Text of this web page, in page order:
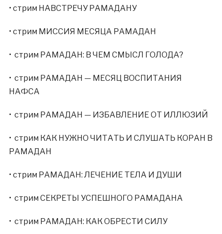
• стрим НАВСТРЕЧУ РАМАДАНУ
• стрим МИССИЯ МЕСЯЦА РАМАДАН
• стрим РАМАДАН: В ЧЕМ СМЫСЛ ГОЛОДА?
• стрим РАМАДАН — МЕСЯЦ ВОСПИТАНИЯ
НАФСА
• стрим РАМАДАН — ИЗБАВЛЕНИЕ ОТ ИЛЛЮЗИЙ
• стрим КАК НУЖНО ЧИТАТЬ И СЛУШАТЬ КОРАН В
РАМАДАН
• стрим РАМАДАН: ЛЕЧЕНИЕ ТЕЛА И ДУШИ
• стрим СЕКРЕТЫ УСПЕШНОГО РАМАДАНА
• стрим РАМАДАН: КАК ОБРЕСТИ СИЛУ